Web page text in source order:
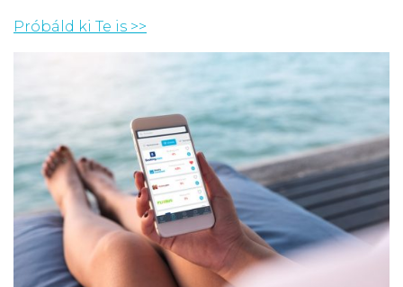
Próbáld ki Te is >>